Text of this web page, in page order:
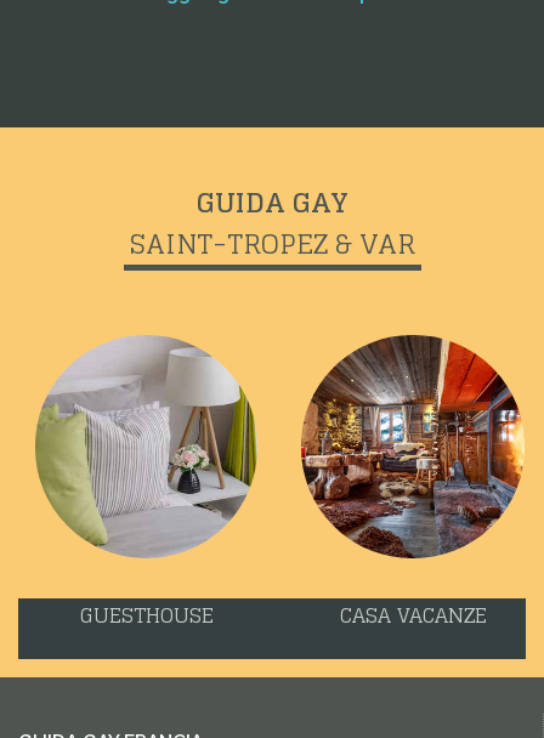
GUIDA GAY
SAINT-TROPEZ & VAR
GUESTHOUSE CASA VACANZE